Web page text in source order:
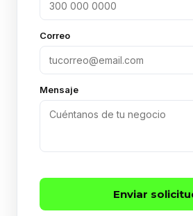
Correo
Mensaje
Enviar